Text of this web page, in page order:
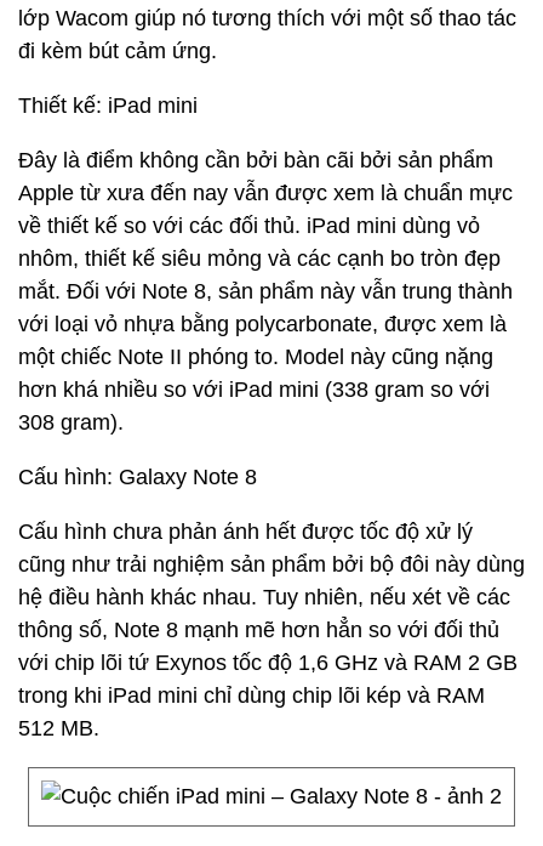
lớp Wacom giúp nó tương thích với một số thao tác
đi kèm bút cảm ứng.
Thiết kế: iPad mini
Đây là điểm không cần bởi bàn cãi bởi sản phẩm
Apple từ xưa đến nay vẫn được xem là chuẩn mực
về thiết kế so với các đối thủ. iPad mini dùng vỏ
nhôm, thiết kế siêu mỏng và các cạnh bo tròn đẹp
mắt. Đối với Note 8, sản phẩm này vẫn trung thành
với loại vỏ nhựa bằng polycarbonate, được xem là
một chiếc Note II phóng to. Model này cũng nặng
hơn khá nhiều so với iPad mini (338 gram so với
308 gram).
Cấu hình: Galaxy Note 8
Cấu hình chưa phản ánh hết được tốc độ xử lý
cũng như trải nghiệm sản phẩm bởi bộ đôi này dùng
hệ điều hành khác nhau. Tuy nhiên, nếu xét về các
thông số, Note 8 mạnh mẽ hơn hẳn so với đối thủ
với chip lõi tứ Exynos tốc độ 1,6 GHz và RAM 2 GB
trong khi iPad mini chỉ dùng chip lõi kép và RAM
512 MB.